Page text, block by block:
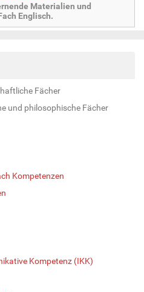
Materialien und
Englisch.
Fächer
und philosophische Fächer
Kompetenzen
Kompetenz (IKK)